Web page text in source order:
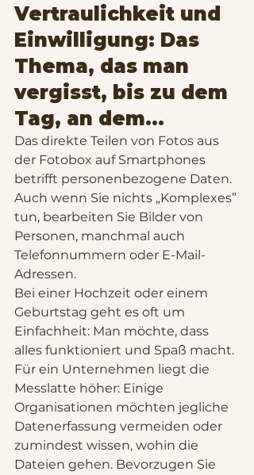
Vertraulichkeit und
Einwilligung: Das
Thema, das man
vergisst, bis zu dem
Tag, an dem...
Das direkte Teilen von Fotos aus
der Fotobox auf Smartphones
betrifft personenbezogene Daten.
Auch wenn Sie nichts „Komplexes”
tun, bearbeiten Sie Bilder von
Personen, manchmal auch
Telefonnummern oder E-Mail-
Adressen.
Bei einer Hochzeit oder einem
Geburtstag geht es oft um
Einfachheit: Man möchte, dass
alles funktioniert und Spaß macht.
Für ein Unternehmen liegt die
Messlatte höher: Einige
Organisationen möchten jegliche
Datenerfassung vermeiden oder
zumindest wissen, wohin die
Dateien gehen. Bevorzugen Sie